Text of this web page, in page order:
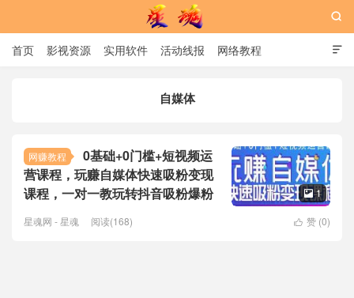

首页 影视资源 实用软件 活动线报 网络教程

自媒体
网赚教程
0基础+0门槛+短视频运
营课程，玩赚自媒体快速吸粉变现
课程，一对一教玩转抖音吸粉爆粉
 1
 赞 (0)
星魂网 - 星魂 阅读(168)